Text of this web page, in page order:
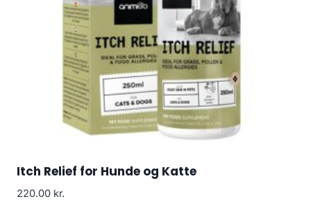
Itch Relief for Hunde og Katte
220.00 kr.